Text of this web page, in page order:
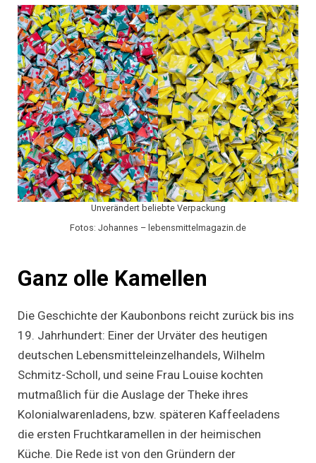
Unverändert beliebte Verpackung
Fotos: Johannes – lebensmittelmagazin.de
Ganz olle Kamellen
Die Geschichte der Kaubonbons reicht zurück bis ins
19. Jahrhundert: Einer der Urväter des heutigen
deutschen Lebensmitteleinzelhandels, Wilhelm
Schmitz-Scholl, und seine Frau Louise kochten
mutmaßlich für die Auslage der Theke ihres
Kolonialwarenladens, bzw. späteren Kaffeeladens
die ersten Fruchtkaramellen in der heimischen
Küche. Die Rede ist von den Gründern der